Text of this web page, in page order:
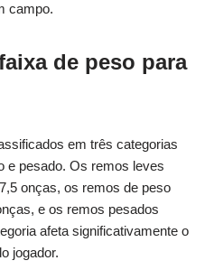
campo.
de peso para
em três categorias
e pesado. Os remos leves
onças, os remos de peso
e os remos pesados
afeta significativamente o
jogador.